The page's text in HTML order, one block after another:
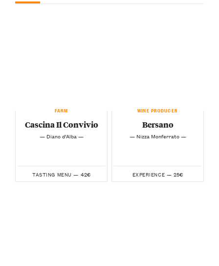
FARM
Cascina Il Convivio
— Diano d’Alba —
TASTING MENU — 42€
WINE PRODUCER
Bersano
— Nizza Monferrato —
EXPERIENCE — 25€